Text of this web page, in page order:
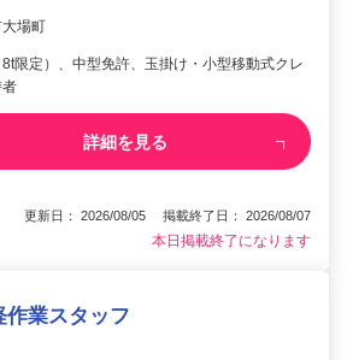
場町
8t限定）、中型免許、玉掛け・小型移動式クレ
者
詳細を見る
更新日： 2026/08/05 掲載終了日： 2026/08/07
本日掲載終了になります
作業スタッフ